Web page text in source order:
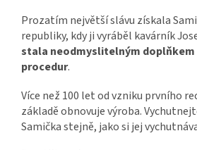
Prozatím největší slávu získala
republiky, kdy ji vyráběl kavárník
stala neodmyslitelným doplňkem
procedur.
Více než 100 let od vzniku prvního
základě obnovuje výroba.
Samička stejně, jako si jej